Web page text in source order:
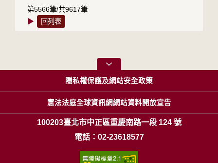
第5566筆/共9617筆
▶
回列表
隱私權保護及網站安全政策
憲法法庭全球資訊網網站資料開放宣告
100203臺北市中正區重慶南路一段 124 號
電話：02-23618577